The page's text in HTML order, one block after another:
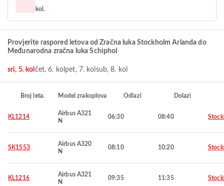
kol.
Provjerite raspored letova od Zračna luka Stockholm Arlanda do
Međunarodna zračna luka Schiphol
sri, 5. kol čet, 6. kol pet, 7. kol sub, 8. kol
Broj leta. Model zrakoplova Odlazi Dolazi
KL1214
Airbus A321
N
06:30 08:40
SK1553
Airbus A320
N
08:10 10:20
KL1216
Airbus A321
N
09:35 11:35